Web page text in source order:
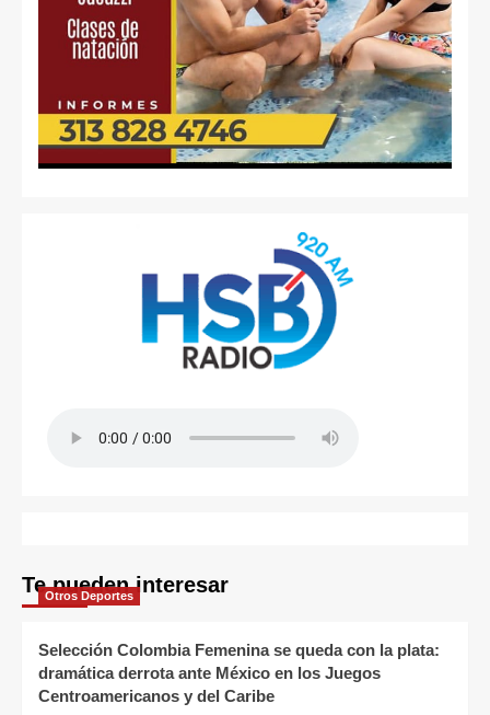
Te pueden interesar
Otros Deportes
Selección Colombia Femenina se queda con la plata:
dramática derrota ante México en los Juegos
Centroamericanos y del Caribe